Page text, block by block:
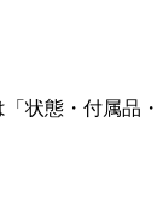
状態・付属品・